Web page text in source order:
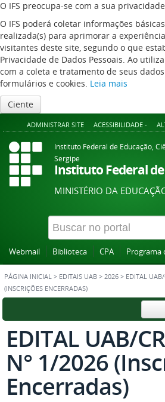
O IFS preocupa-se com a sua privacidade
O IFS poderá coletar informações
realizada(s) para aprimorar a
visitantes deste site, segundo o que
Privacidade de Dados Pessoais. Ao
com a coleta e tratamento de seus
formulários e cookies. Leia mais
Ciente
ADMINISTRAR SITE ACESSIBILIDADE -
Instituto Federal de Educação,
Sergipe
Instituto Federal
MINISTÉRIO DA
Webmail Biblioteca CPA Programa
PÁGINA INICIAL > EDITAIS UAB > 2026 > EDITAL
(INSCRIÇÕES ENCERRADAS)
EDITAL UAB/
N° 1/2026
Encerradas)